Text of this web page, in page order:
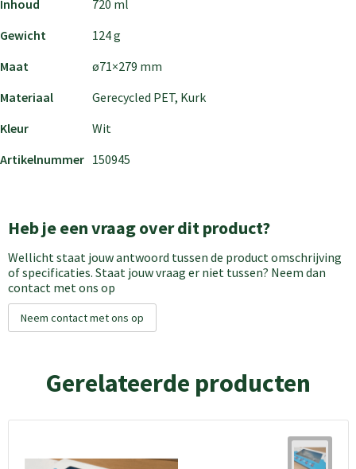
Inhoud
720 ml
Gewicht
124 g
Maat
ø71×279 mm
Materiaal
Gerecycled PET, Kurk
Kleur
Wit
Artikelnummer 150945
Heb je een vraag over dit product?
Wellicht staat jouw antwoord tussen de product omschrijving
of specificaties. Staat jouw vraag er niet tussen? Neem dan
contact met ons op
Neem contact met ons op
Gerelateerde producten